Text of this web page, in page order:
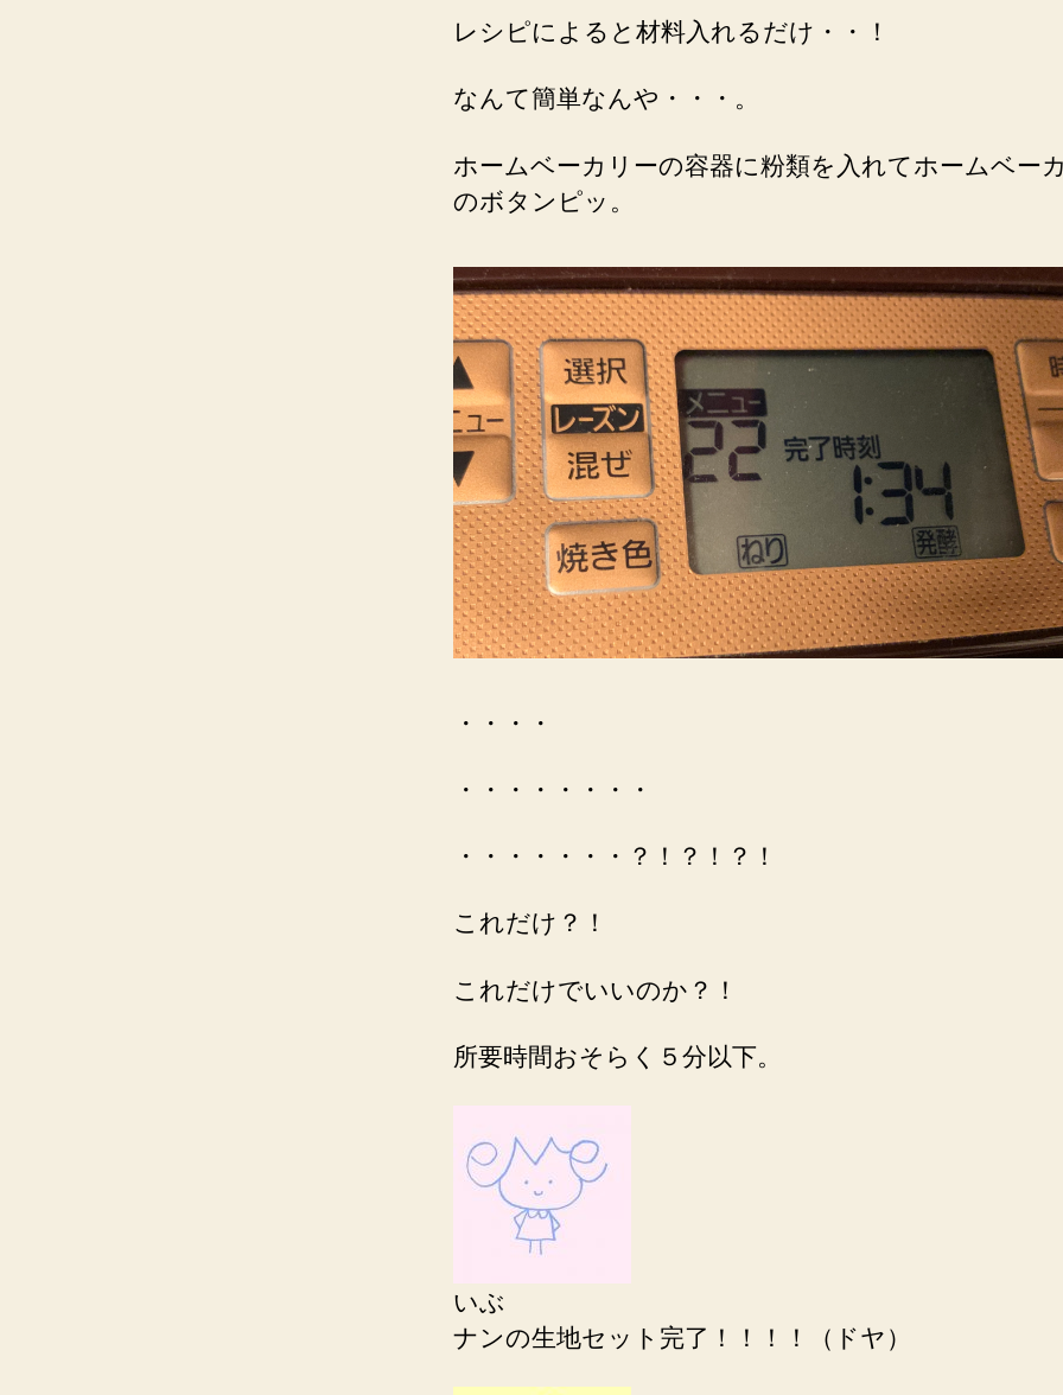
レシピによると材料入れるだけ・・！
なんて簡単なんや・・・。
ホームベーカリーの容器に粉類を入れてホームベー
のボタンピッ。
・・・・
・・・・・・・・
・・・・・・・？！？！？！
これだけ？！
これだけでいいのか？！
所要時間おそらく５分以下。
いぶ
ナンの生地セット完了！！！！（ドヤ）